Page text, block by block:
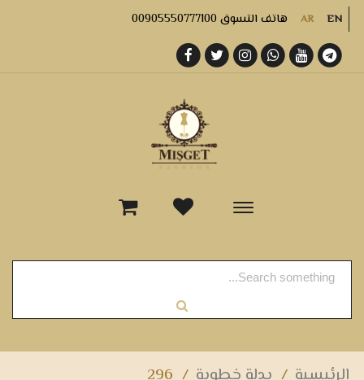
AR EN هاتف التسوق 00905550777100
-
الرئيسية / بدلة خطوبة /
296